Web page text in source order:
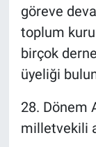
göreve
toplum
birçok
üyeliği
28. Dönem
milletvekili